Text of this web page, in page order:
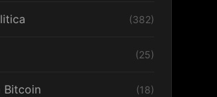
(382)
(25)
Bitcoin (18)